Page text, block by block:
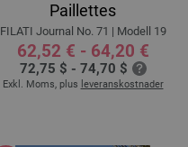
Paillettes
FILATI Journal No. 71 | Modell 19
62,52 € - 64,20 €
72,75 $ - 74,70 $
Exkl. Moms, plus leveranskostnader